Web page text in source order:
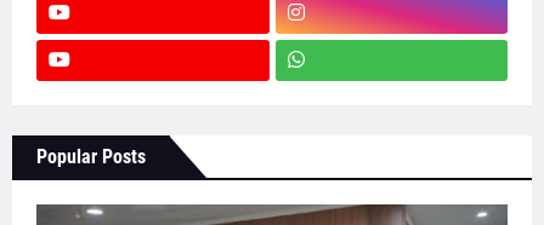
Popular Posts